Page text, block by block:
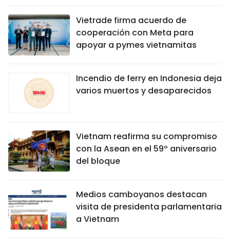
Vietrade firma acuerdo de
cooperación con Meta para
apoyar a pymes vietnamitas
Incendio de ferry en Indonesia deja
varios muertos y desaparecidos
Vietnam reafirma su compromiso
con la Asean en el 59º aniversario
del bloque
Medios camboyanos destacan
visita de presidenta parlamentaria
a Vietnam